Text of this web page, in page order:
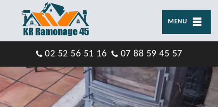
MENU
02 52 56 51 16 07 88 59 45 57